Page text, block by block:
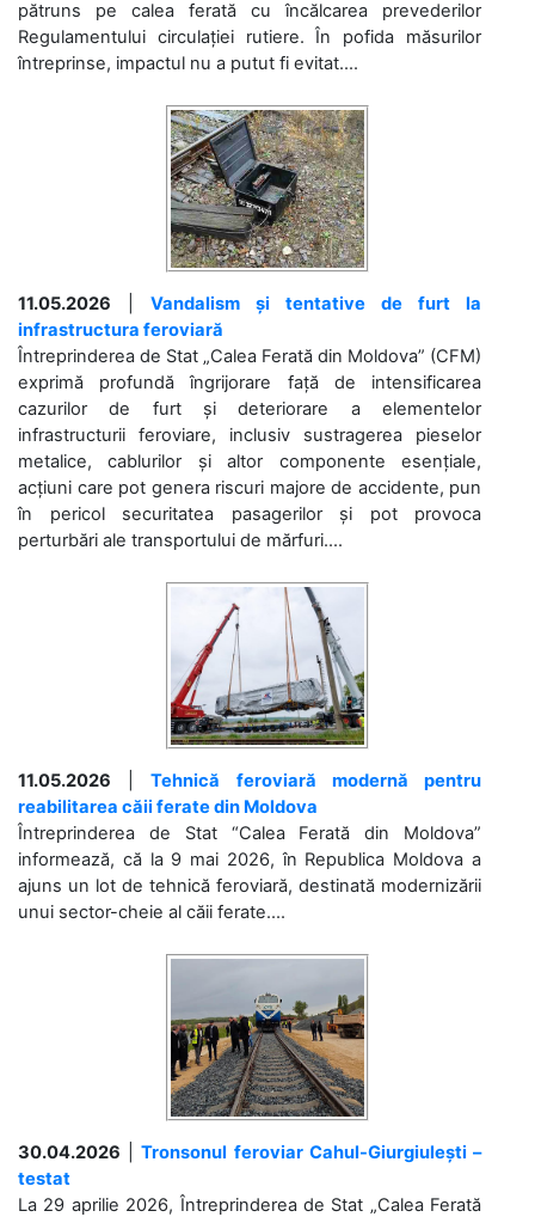
pătruns pe calea ferată cu încălcarea prevederilor
Regulamentului circulației rutiere. În pofida măsurilor
întreprinse, impactul nu a putut fi evitat....
11.05.2026
Vandalism și tentative de furt la
infrastructura feroviară
Întreprinderea de Stat „Calea Ferată din Moldova” (CFM)
exprimă profundă îngrijorare față de intensificarea
cazurilor de furt și deteriorare a elementelor
infrastructurii feroviare, inclusiv sustragerea pieselor
metalice, cablurilor și altor componente esențiale,
acțiuni care pot genera riscuri majore de accidente, pun
în pericol securitatea pasagerilor și pot provoca
perturbări ale transportului de mărfuri....
11.05.2026 |Tehnică feroviară modernă pentru
reabilitarea căii ferate din Moldova
Întreprinderea de Stat “Calea Ferată din Moldova”
informează, că la 9 mai 2026, în Republica Moldova a
ajuns un lot de tehnică feroviară, destinată modernizării
unui sector-cheie al căii ferate....
30.04.2026 |Tronsonul feroviar Cahul-Giurgiulești –
testat
La 29 aprilie 2026, Întreprinderea de Stat „Calea Ferată